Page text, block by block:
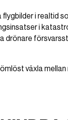
i realtid
i
drönare
växla